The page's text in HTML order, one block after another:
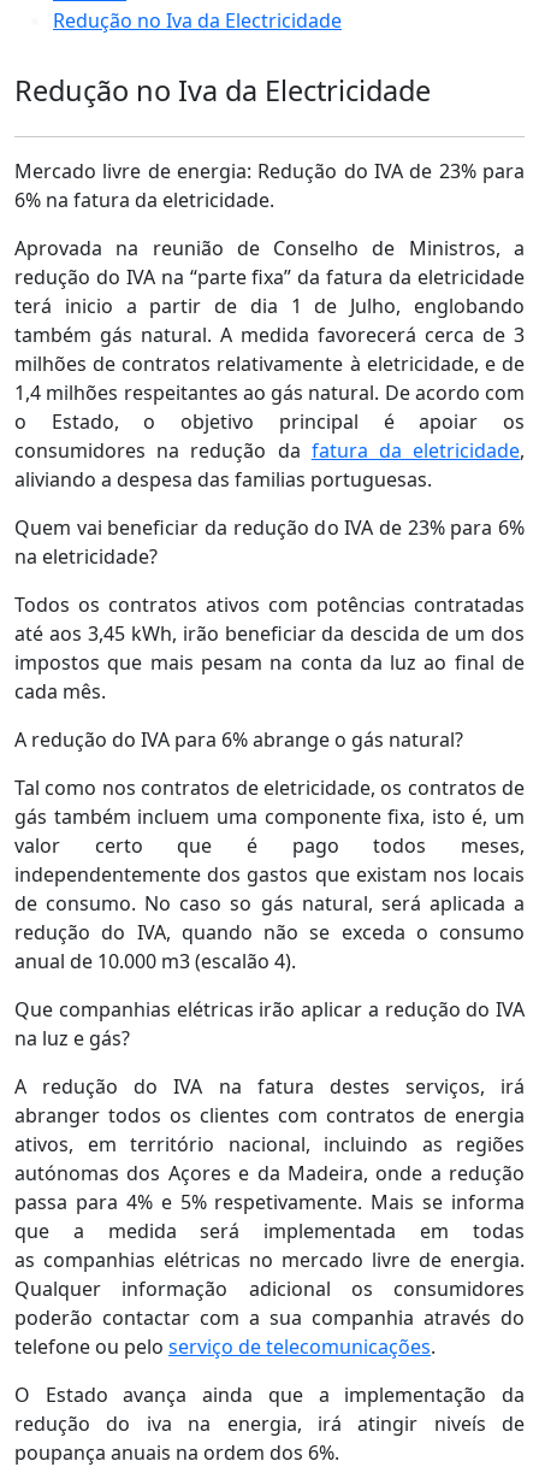
Redução no Iva da Electricidade
Redução no Iva da Electricidade
Mercado livre de energia: Redução do IVA de 23% para
6% na fatura da eletricidade.
Aprovada na reunião de Conselho de Ministros, a
redução do IVA na “parte fixa” da fatura da eletricidade
terá inicio a partir de dia 1 de Julho, englobando
também gás natural. A medida favorecerá cerca de 3
milhões de contratos relativamente à eletricidade, e de
1,4 milhões respeitantes ao gás natural. De acordo com
o Estado, o objetivo principal é apoiar os
consumidores na redução da fatura da eletricidade,
aliviando a despesa das familias portuguesas.
Quem vai beneficiar da redução do IVA de 23% para 6%
na eletricidade?
Todos os contratos ativos com potências contratadas
até aos 3,45 kWh, irão beneficiar da descida de um dos
impostos que mais pesam na conta da luz ao final de
cada mês.
A redução do IVA para 6% abrange o gás natural?
Tal como nos contratos de eletricidade, os contratos de
gás também incluem uma componente fixa, isto é, um
valor certo que é pago todos meses,
independentemente dos gastos que existam nos locais
de consumo. No caso so gás natural, será aplicada a
redução do IVA, quando não se exceda o consumo
anual de 10.000 m3 (escalão 4).
Que companhias elétricas irão aplicar a redução do IVA
na luz e gás?
A redução do IVA na fatura destes serviços, irá
abranger todos os clientes com contratos de energia
ativos, em território nacional, incluindo as regiões
autónomas dos Açores e da Madeira, onde a redução
passa para 4% e 5% respetivamente. Mais se informa
que a medida será implementada em todas
as companhias elétricas no mercado livre de energia.
Qualquer informação adicional os consumidores
poderão contactar com a sua companhia através do
telefone ou pelo serviço de telecomunicações.
O Estado avança ainda que a implementação da
redução do iva na energia, irá atingir niveís de
poupança anuais na ordem dos 6%.